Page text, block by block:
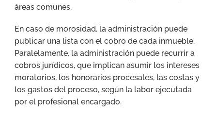
áreas comunes.
En caso de morosidad, la administración puede
publicar una lista con el cobro de cada inmueble.
Paralelamente, la administración puede recurrir a
cobros jurídicos, que implican asumir los intereses
moratorios, los honorarios procesales, las costas y
los gastos del proceso, según la labor ejecutada
por el profesional encargado.